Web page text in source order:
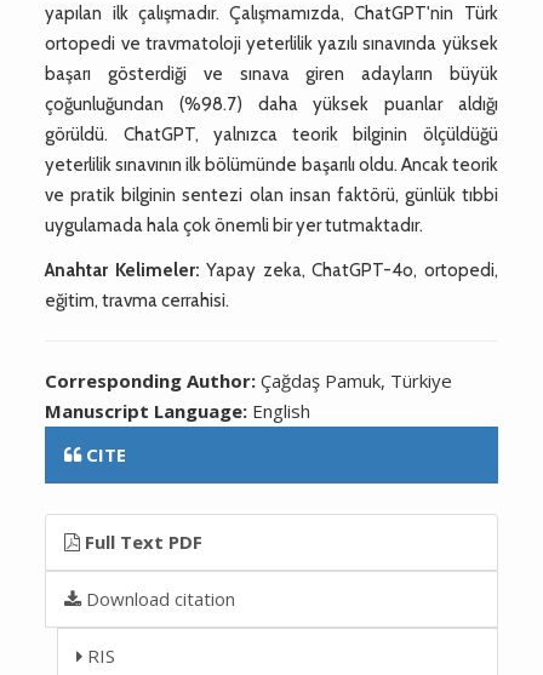
yapılan ilk çalışmadır. Çalışmamızda, ChatGPT'nin Türk
ortopedi ve travmatoloji yeterlilik yazılı sınavında yüksek
başarı gösterdiği ve sınava giren adayların büyük
çoğunluğundan (%98.7) daha yüksek puanlar aldığı
görüldü. ChatGPT, yalnızca teorik bilginin ölçüldüğü
yeterlilik sınavının ilk bölümünde başarılı oldu. Ancak teorik
ve pratik bilginin sentezi olan insan faktörü, günlük tıbbi
uygulamada hala çok önemli bir yer tutmaktadır.
Anahtar Kelimeler: Yapay zeka, ChatGPT-4o, ortopedi,
eğitim, travma cerrahisi.
Corresponding Author:Çağdaş Pamuk, Türkiye
Manuscript Language: English
CITE
Full Text PDF
Download citation
RIS